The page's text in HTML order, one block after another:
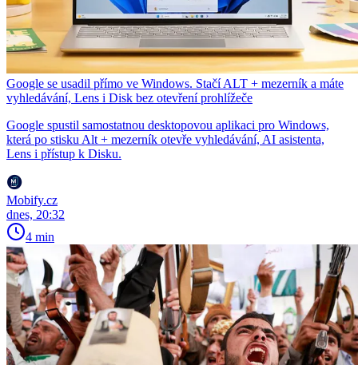
Google se usadil přímo ve Windows. Stačí ALT + mezerník a máte
vyhledávání, Lens i Disk bez otevření prohlížeče
Google spustil samostatnou desktopovou aplikaci pro Windows,
která po stisku Alt + mezerník otevře vyhledávání, AI asistenta,
Lens i přístup k Disku.
Mobify.cz
dnes, 20:32
4 min